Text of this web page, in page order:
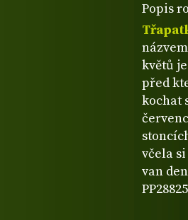
Popis
květů
před
kochat
včela
van